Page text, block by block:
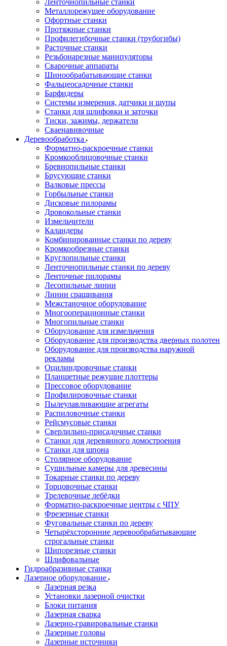
Ленточнопильные станки
Металлорежущее оборудование
Офортные станки
Протяжные станки
Профилегибочные станки (трубогибы)
Расточные станки
Резьбонарезные манипуляторы
Сварочные аппараты
Шинообрабатывающие станки
Фальцеосадочные станки
Барфидеры
Системы измерения, датчики и щупы
Станки для шлифовки и заточки
Тиски, зажимы, держатели
Cваенавивочные
Деревообработка
Форматно-раскроечные станки
Кромкооблицовочные станки
Бревнопильные станки
Брусующие станки
Валковые прессы
Горбыльные станки
Дисковые пилорамы
Дровокольные станки
Измельчители
Каландеры
Комбинированные станки по дереву
Кромкообрезные станки
Круглопильные станки
Ленточнопильные станки по дереву
Ленточные пилорамы
Лесопильные линии
Линии сращивания
Межстаночное оборудование
Многооперационные станки
Многопильные станки
Оборудование для измельчения
Оборудование для производства дверных полотен
Оборудование для производства наружной
рекламы
Оцилиндровочные станки
Планшетные режущие плоттеры
Прессовое оборудование
Профилировочные станки
Пылеулавливающие агрегаты
Распиловочные станки
Рейсмусовые станки
Сверлильно-присадочные станки
Станки для деревянного домостроения
Станки для шпона
Столярное оборудование
Сушильные камеры для древесины
Токарные станки по дереву
Торцовочные станки
Трелевочные лебёдки
Форматно-раскроечные центры с ЧПУ
Фрезерные станки
Фуговальные станки по дереву
Четырёхсторонние деревообрабатывающие
строгальные станки
Шипорезные станки
Шлифовальные
Гидроабразивные станки
Лазерное оборудование
Лазерная резка
Установки лазерной очистки
Блоки питания
Лазерная сварка
Лазерно-гравировальные станки
Лазерные головы
Лазерные источники